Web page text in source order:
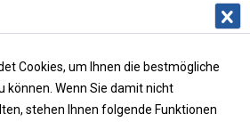
Cookies, um Ihnen die bestmögliche
können. Wenn Sie damit nicht
stehen Ihnen folgende Funktionen